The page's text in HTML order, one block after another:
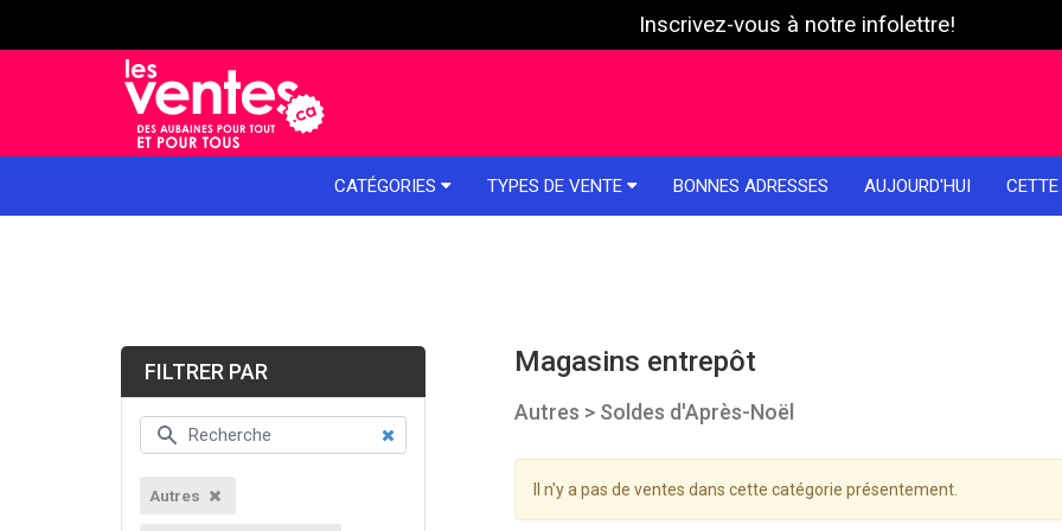
Inscrivez-vous à notre infolettre!
CATÉGORIES TYPES DE VENTE BONNES ADRESSES AUJOURD'HUI
FILTRER PAR
Autres
Magasins entrepôt
Autres > Soldes d'Après-Noël
Il n'y a pas de ventes dans cette catégorie présentement.